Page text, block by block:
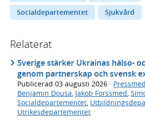
Socialdepartementet
Sjukvård
Relaterat
Sverige stärker Ukrainas hälso-
genom partnerskap och svensk
Publicerad 03 augusti 2026 ·
Benjamin Dousa Jakob Forssmed
Socialdepartementet
Utrikesdepartementet